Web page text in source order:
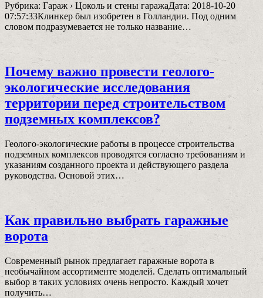
Рубрика: Гараж › Цоколь и стены гаражаДата: 2018-10-20
07:57:33Клинкер был изобретен в Голландии. Под одним
словом подразумевается не только название…
Почему важно провести геолого-
экологические исследования
территории перед строительством
подземных комплексов?
Геолого-экологические работы в процессе строительства
подземных комплексов проводятся согласно требованиям и
указаниям созданного проекта и действующего раздела
руководства. Основой этих…
Как правильно выбрать гаражные
ворота
Современный рынок предлагает гаражные ворота в
необычайном ассортименте моделей. Сделать оптимальный
выбор в таких условиях очень непросто. Каждый хочет
получить…